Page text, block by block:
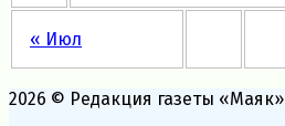
« Июл
2026 © Редакция газеты «Маяк»